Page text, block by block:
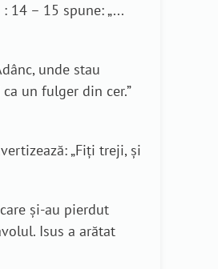
14 – 15 spune: „...
unde stau
un fulger din cer.”
„Fiţi treji, şi
și-au pierdut
Isus a arătat